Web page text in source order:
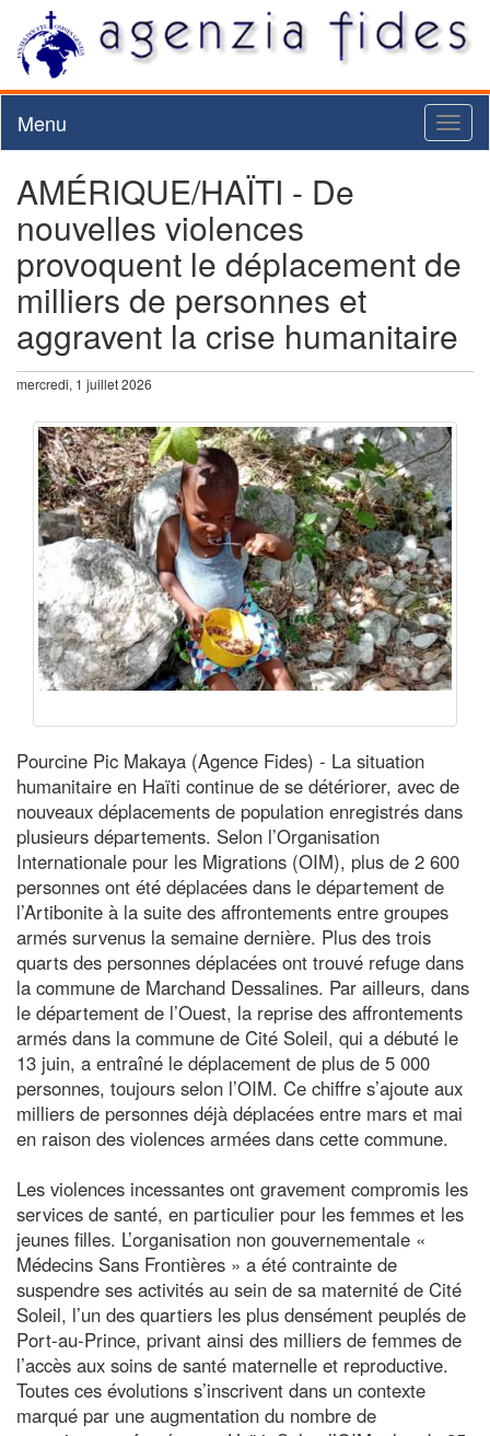
Menu
AMÉRIQUE/HAÏTI - De
nouvelles violences
provoquent le déplacement de
milliers de personnes et
aggravent la crise humanitaire
mercredi, 1 juillet 2026
Pourcine Pic Makaya (Agence Fides) - La situation
humanitaire en Haïti continue de se détériorer, avec de
nouveaux déplacements de population enregistrés dans
plusieurs départements. Selon l’Organisation
Internationale pour les Migrations (OIM), plus de 2 600
personnes ont été déplacées dans le département de
l’Artibonite à la suite des affrontements entre groupes
armés survenus la semaine dernière. Plus des trois
quarts des personnes déplacées ont trouvé refuge dans
la commune de Marchand Dessalines. Par ailleurs, dans
le département de l’Ouest, la reprise des affrontements
armés dans la commune de Cité Soleil, qui a débuté le
13 juin, a entraîné le déplacement de plus de 5 000
personnes, toujours selon l’OIM. Ce chiffre s’ajoute aux
milliers de personnes déjà déplacées entre mars et mai
en raison des violences armées dans cette commune.
Les violences incessantes ont gravement compromis les
services de santé, en particulier pour les femmes et les
jeunes filles. L’organisation non gouvernementale «
Médecins Sans Frontières » a été contrainte de
suspendre ses activités au sein de sa maternité de Cité
Soleil, l’un des quartiers les plus densément peuplés de
Port-au-Prince, privant ainsi des milliers de femmes de
l’accès aux soins de santé maternelle et reproductive.
Toutes ces évolutions s’inscrivent dans un contexte
marqué par une augmentation du nombre de